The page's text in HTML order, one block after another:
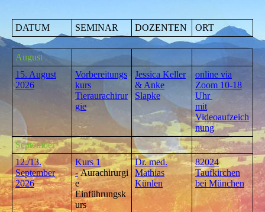
DATUM SEMINAR DOZENTEN ORT
August
15. August
2026
Vorbereitungs
kurs
Tieraurachirur
gie
Jessica Keller
& Anke
Slapke
online via
Zoom 10-18
Uhr
mit
Videoaufzeich
nung
September
12./13.
September
2026
Kurs 1
-Aurachirurgi
e
Einführungsk
urs
Dr. med.
Mathias
Künlen
82024
Taufkirchen
bei München